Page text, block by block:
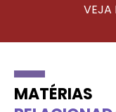
VEJA
MATÉRIAS